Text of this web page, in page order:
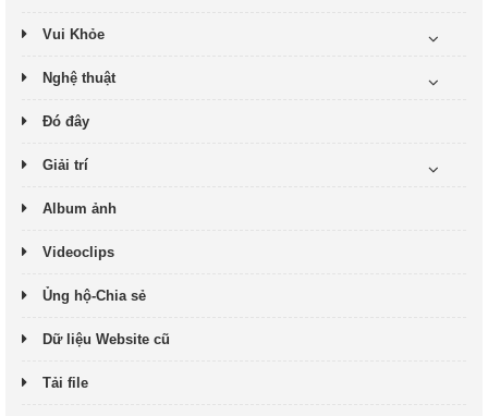
Vui Khỏe
Nghệ thuật
Đó đây
Giải trí
Album ảnh
Videoclips
Ủng hộ-Chia sẻ
Dữ liệu Website cũ
Tải file